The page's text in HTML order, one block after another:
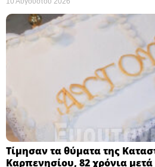
Τίμησαν τα θύματα της
Καρπενησίου, 82 χρόνια